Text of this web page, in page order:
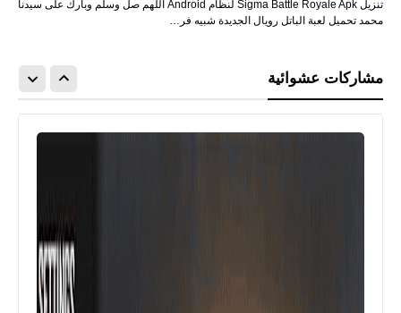
تنزيل Sigma Battle Royale Apk لنظام Android اللهم صل وسلم وبارك على سيدنا
محمد تحميل لعبة الباتل رويال الجديدة شبيه فر…
مشاركات عشوائية